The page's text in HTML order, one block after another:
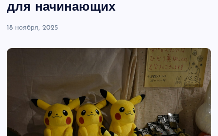
для начинающих
18 ноября, 2025